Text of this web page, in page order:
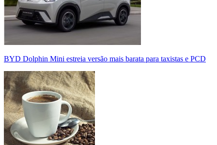
BYD Dolphin Mini estreia versão mais barata para taxistas e PCD